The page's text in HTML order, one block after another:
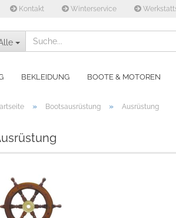
Kontakt Winterservice
BEKLEIDUNG BOOTE & MOTOREN
» Bootsausrüstung » Ausrüstung